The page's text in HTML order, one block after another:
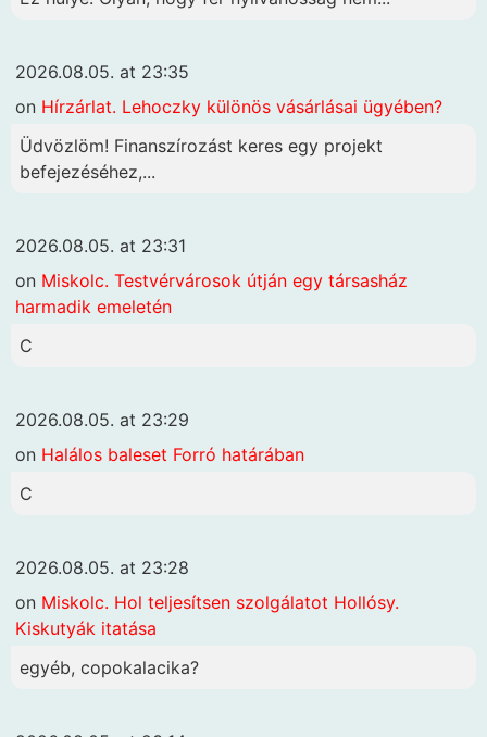
2026.08.05. at 23:35
on Hírzárlat. Lehoczky különös vásárlásai ügyében?
Üdvözlöm! Finanszírozást keres egy projekt
befejezéséhez,...
2026.08.05. at 23:31
on Miskolc. Testvérvárosok útján egy társasház
harmadik emeletén
C
2026.08.05. at 23:29
on Halálos baleset Forró határában
C
2026.08.05. at 23:28
on Miskolc. Hol teljesítsen szolgálatot Hollósy.
Kiskutyák itatása
egyéb, copokalacika?